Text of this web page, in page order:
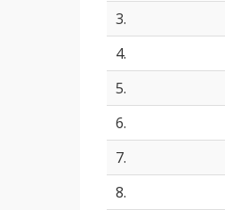
3.
4.
5.
6.
7.
8.